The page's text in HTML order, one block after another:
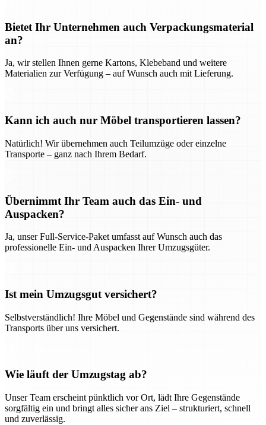
Bietet Ihr Unternehmen auch Verpackungsmaterial
an?
Ja, wir stellen Ihnen gerne Kartons, Klebeband und weitere
Materialien zur Verfügung – auf Wunsch auch mit Lieferung.
Kann ich auch nur Möbel transportieren lassen?
Natürlich! Wir übernehmen auch Teilumzüge oder einzelne
Transporte – ganz nach Ihrem Bedarf.
Übernimmt Ihr Team auch das Ein- und
Auspacken?
Ja, unser Full-Service-Paket umfasst auf Wunsch auch das
professionelle Ein- und Auspacken Ihrer Umzugsgüter.
Ist mein Umzugsgut versichert?
Selbstverständlich! Ihre Möbel und Gegenstände sind während des
Transports über uns versichert.
Wie läuft der Umzugstag ab?
Unser Team erscheint pünktlich vor Ort, lädt Ihre Gegenstände
sorgfältig ein und bringt alles sicher ans Ziel – strukturiert, schnell
und zuverlässig.